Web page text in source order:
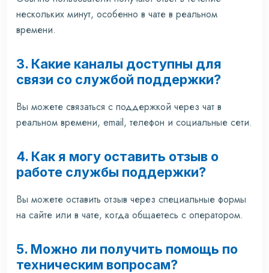
нескольких минут, особенно в чате в реальном
времени.
3. Какие каналы доступны для
связи со службой поддержки?
Вы можете связаться с поддержкой через чат в
реальном времени, email, телефон и социальные сети.
4. Как я могу оставить отзыв о
работе службы поддержки?
Вы можете оставить отзыв через специальные формы
на сайте или в чате, когда общаетесь с оператором.
5. Можно ли получить помощь по
техническим вопросам?